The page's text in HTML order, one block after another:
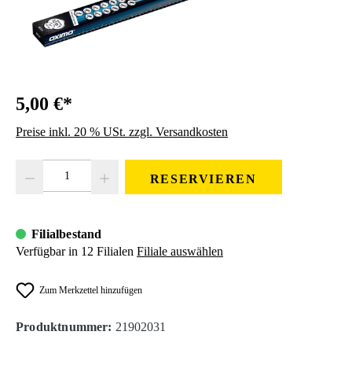
5,00 €*
Preise inkl. 20 % USt. zzgl. Versandkosten
RESERVIEREN
Filialbestand
Verfügbar in 12 Filialen Filiale auswählen
Zum Merkzettel hinzufügen
Produktnummer: 21902031